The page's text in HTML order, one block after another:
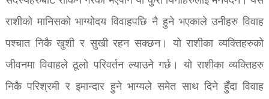
राशीको मानिसको भाग्योदय विवाहपछि नै हुने भएकाले उनीहरु विवाह
पश्चात निकै खुशी र सुखी रहन सक्छन। यो राशीका व्यक्तिहरुको
जीवनमा विवाहले ठूलो परिवर्तन ल्याउने गर्छ। यो राशीका व्यक्तिहरु
निकै परिश्रमी र इमान्दार हुने भाग्यले समेत साथ दिने हुँदा विवाह